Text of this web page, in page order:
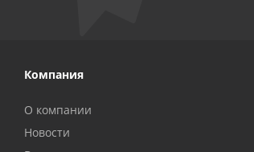
Компания
О компании
Новости